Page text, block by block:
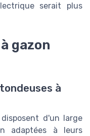
serait plus
gazon
à
d'un large
adaptées à leurs